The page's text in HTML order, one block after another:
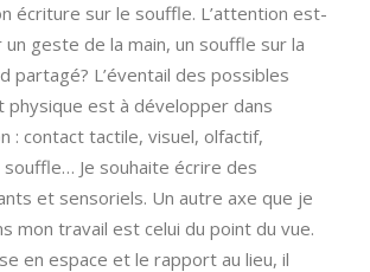
écriture sur le souffle. L’attention est-
geste de la main, un souffle sur la
partagé? L’éventail des possibles
physique est à développer dans
: contact tactile, visuel, olfactif,
Je souhaite écrire des
et sensoriels. Un autre axe que je
mon travail est celui du point du vue.
en espace et le rapport au lieu, il